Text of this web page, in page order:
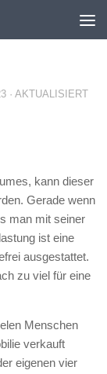
· AKTUALISIERT
kann dieser
Gerade wenn
man mit seiner
ist eine
ausgestattet.
zu viel für eine
Menschen
verkauft
eigenen vier